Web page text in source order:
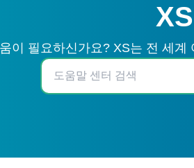
이 필요하신가요? XS는 전 세